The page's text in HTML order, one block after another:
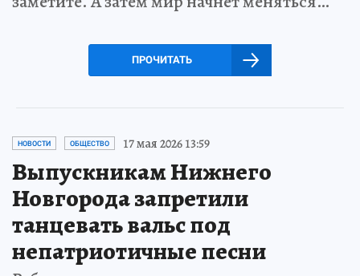
ПРОЧИТАТЬ
НОВОСТИ ОБЩЕСТВО 17 мая 2026 13:59
Выпускникам Нижнего
Новгорода запретили
танцевать вальс под
непатриотичные песни